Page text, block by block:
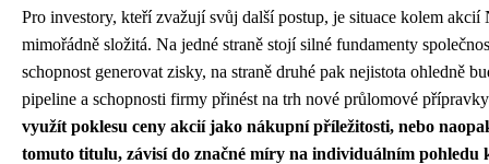
Pro investory, kteří zvažují svůj další postup, je situace kolem
mimořádně složitá. Na jedné straně stojí silné fundamenty
schopnost generovat zisky, na straně druhé pak nejistota ohledně
pipeline a schopnosti firmy přinést na trh nové průlomové
využít poklesu ceny akcií jako nákupní příležitosti, nebo
tomuto titulu, závisí do značné míry na individuálním pohledu